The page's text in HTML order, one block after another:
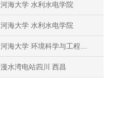
河海大学 水利水电学院
河海大学 水利水电学院
河海大学 环境科学与工程学院
漫水湾电站四川 西昌